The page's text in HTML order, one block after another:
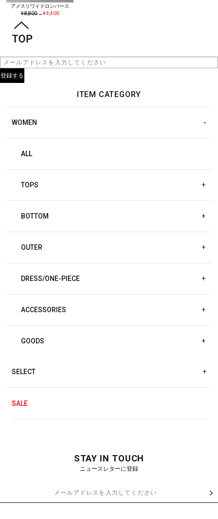
アメスリワイドロンパース
¥ 8,800→¥ 4,400
ITEM CATEGORY
WOMEN
ALL
TOPS +
BOTTOM +
OUTER +
DRESS/ONE-PIECE +
ACCESSORIES +
GOODS +
SELECT +
SALE
STAY IN TOUCH
ニュースレターに登録